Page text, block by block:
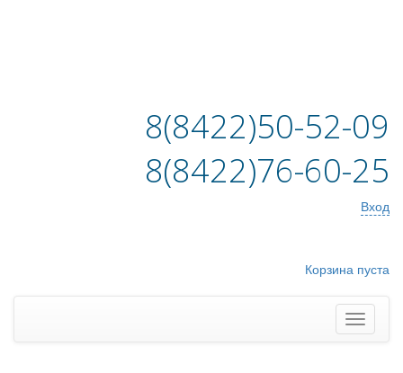
8(8422)50-52-09
8(8422)76-60-25
Вход
Корзина пуста